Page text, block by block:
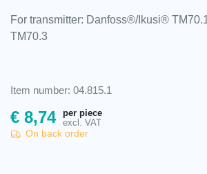
For transmitter: Danfoss®/Ikusi®
TM70.3
Item number: 04.815.1
€ 8,74
per piece
excl. VAT
On back order